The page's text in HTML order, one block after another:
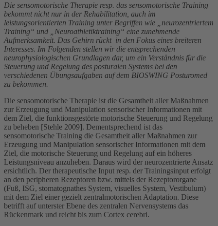
Die sensomotorische Therapie resp. das sensomotorische Training
bekommt nicht nur in der Rehabilitation, auch im
leistungsorientierten Training unter Begriffen wie „neurozentriertem
Training“ und „Neuroathletiktraining“ eine zunehmende
Aufmerksamkeit. Das Gehirn rückt in den Fokus eines breiteren
Interesses. Im Folgenden stellen wir die entsprechenden
neurophysiologischen Grundlagen dar, um ein Verständnis für die
Steuerung und Regelung des posturalen Systems bei den
verschiedenen Übungsaufgaben auf dem BIOSWING Posturomed
zu bekommen.
Die sensomotorische Therapie ist die Gesamtheit aller Maßnahmen
zur Erzeugung und Manipulation sensorischer Informationen mit
dem Ziel, die funktionsgestörte motorische Steuerung und Regelung
zu beheben [Stehle 2009]. Dementsprechend ist das
sensomotorische Training die Gesamtheit aller Maßnahmen zur
Erzeugung und Manipulation sensorischer Informationen mit dem
Ziel, die motorische Steuerung und Regelung auf ein höheres
Leistungsniveau anzuheben. Daraus wird der neurozentrierte Ansatz
ersichtlich. Der therapeutische Input resp. der Trainingsinput erfolgt
an den peripheren Rezeptoren bzw. mittels der Rezeptororgane
(Fuß, ISG, stomatognathes System, visuelles System, Vestibulum)
mit dem Ziel einer gezielt zentralmotorischen Adaptation. Diese
betrifft auf unterster Ebene des zentralen Nervensystems das
Rückenmark und reicht bis zum Cortex cerebri.